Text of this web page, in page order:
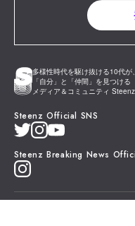
多様性時代を駆け抜ける10代が、
「自分」と「仲間」を見つける
メディア＆コミュニティ
Steenz Official SNS
Steenz Breaking News